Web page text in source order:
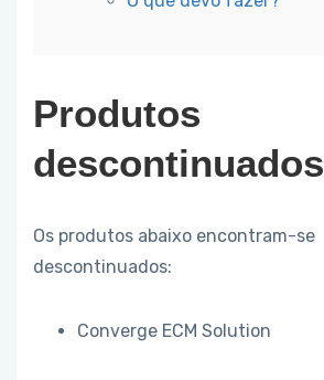
Produtos
descontinuados
Os produtos abaixo encontram-se
descontinuados:
Converge ECM Solution